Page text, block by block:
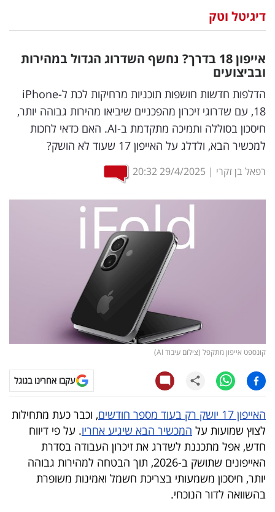
וצרכנות
דיגיטל
וטק
שיווק
ופרסום
משפט
מדדים
ויראלי
טלוויזיה
עסקי
ספורט
קריירה
ולימודים
מינויים
דיגיטל וטק
אייפון 18 בדרך? נחשף השדרוג הגדול במהירות
ובביצועים
הדלפות חדשות חושפות תוכניות מרחיקות לכת ל-iPhone
18, עם שדרוגי זיכרון מהפכניים שיביאו מהירות גבוהה יותר,
חיסכון בסוללה ותמיכה מתקדמת ב-AI. האם כדאי לחכות
למכשיר הבא, ולדלג על האייפון 17 שעוד לא הושק?
רפאל בן זקרי |
29/4/2025
20:32
קונספט אייפון מתקפל (צילום עיבוד AI)
עקבו אחרינו בגוגל
האייפון 17 יושק רק בעוד מספר חודשים
, וכבר כעת מתחילות
לצוץ שמועות על המכשיר הבא שיגיע אחריו. על פי דיווח
חדש, אפל מתכננת לשדרג את זיכרון העבודה בסדרת
האייפונים שתושק ב-2026, תוך הבטחה למהירות גבוהה
יותר, חיסכון משמעותי בצריכת חשמל ואמינות משופרת
בהשוואה לדור הנוכחי.